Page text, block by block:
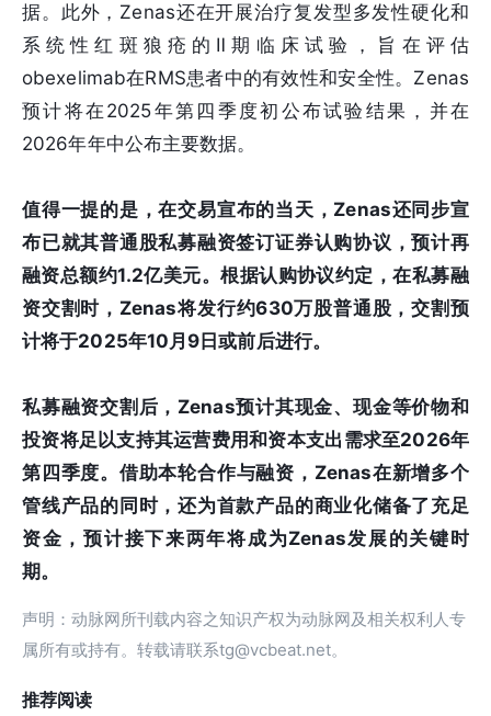
据。此外，Zenas还在开展治疗复发型多发性硬化和
系统性红斑狼疮的Ⅱ期临床试验，旨在评估
obexelimab在RMS患者中的有效性和安全性。Zenas
预计将在2025年第四季度初公布试验结果，并在
2026年年中公布主要数据。
值得一提的是，在交易宣布的当天，Zenas还同步宣
布已就其普通股私募融资签订证券认购协议，预计再
融资总额约1.2亿美元。根据认购协议约定，在私募融
资交割时，Zenas将发行约630万股普通股，交割预
计将于2025年10月9日或前后进行。
私募融资交割后，Zenas预计其现金、现金等价物和
投资将足以支持其运营费用和资本支出需求至2026年
第四季度。借助本轮合作与融资，Zenas在新增多个
管线产品的同时，还为首款产品的商业化储备了充足
资金，预计接下来两年将成为Zenas发展的关键时
期。
声明：动脉网所刊载内容之知识产权为动脉网及相关权利人专
属所有或持有。转载请联系tg@vcbeat.net。
推荐阅读